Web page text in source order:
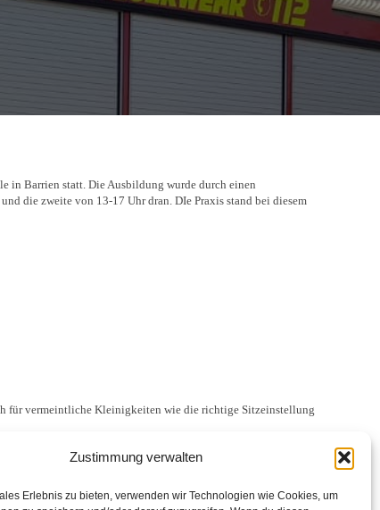
Zustimmung verwalten
Erlebnis zu bieten, verwenden wir Technologien wie Cookies, um
in Barrien statt. Die Ausbildung wurde durch einen
die zweite von 13-17 Uhr dran. DIe Praxis stand bei diesem
für vermeintliche Kleinigkeiten wie die richtige Sitzeinstellung